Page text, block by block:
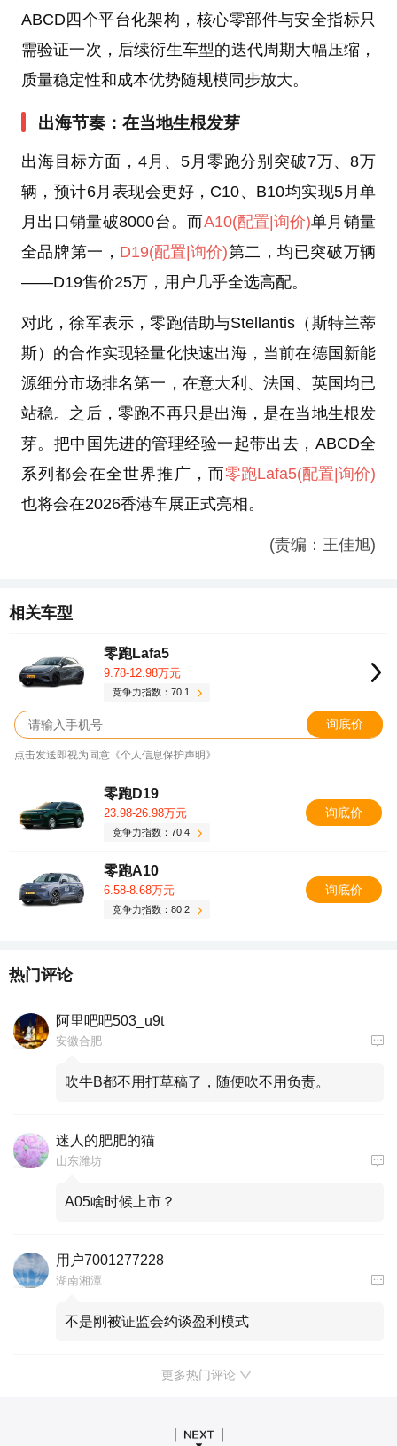
ABCD四个平台化架构，核心零部件与安全指标只
需验证一次，后续衍生车型的迭代周期大幅压缩，
质量稳定性和成本优势随规模同步放大。
出海节奏：在当地生根发芽
出海目标方面，4月、5月零跑分别突破7万、8万
辆，预计6月表现会更好，C10、B10均实现5月单
月出口销量破8000台。而A10(配置 |询价)单月销量
全品牌第一， D19(配置 |询价)第二，均已突破万辆
——D19售价25万，用户几乎全选高配。
对此，徐军表示，零跑借助与Stellantis（斯特兰蒂
斯）的合作实现轻量化快速出海，当前在德国新能
源细分市场排名第一，在意大利、法国、英国均已
站稳。之后，零跑不再只是出海，是在当地生根发
芽。把中国先进的管理经验一起带出去，ABCD全
系列都会在全世界推广，而零跑Lafa5(配置 |询价)
也将会在2026香港车展正式亮相。
(责编：王佳旭)
相关车型
零跑Lafa5
9.78-12.98万元
竞争力指数：70.1
询底价
点击发送即视为同意《个人信息保护声明》
零跑D19
23.98-26.98万元
竞争力指数：70.4
询底价
零跑A10
6.58-8.68万元
竞争力指数：80.2
询底价
热门评论
阿里吧吧503_u9t
安徽合肥
吹牛B都不用打草稿了，随便吹不用负责。
迷人的肥肥的猫
山东潍坊
A05啥时候上市？
用户7001277228
湖南湘潭
不是刚被证监会约谈盈利模式
更多热门评论